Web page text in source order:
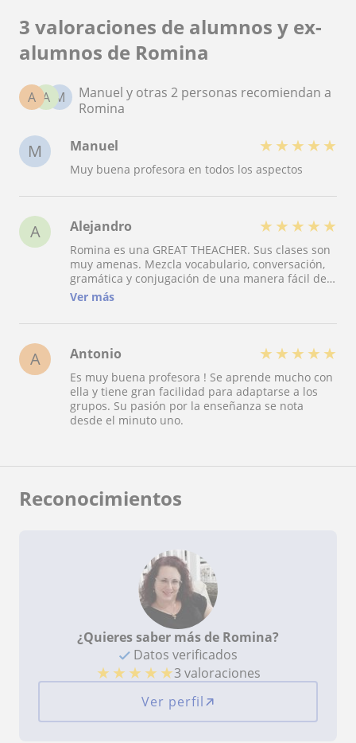
3 valoraciones de alumnos y ex-
alumnos de Romina
M
A
A
Manuel y otras 2 personas recomiendan a
Romina
M Manuel ★ ★ ★ ★ ★
Muy buena profesora en todos los aspectos
A Alejandro ★ ★ ★ ★ ★
Romina es una GREAT THEACHER. Sus clases son
muy amenas. Mezcla vocabulario, conversación,
gramática y conjugación de una manera fácil de
seguir y que ayuda mucho a mejorar el nivel de
Ver más
A Antonio ★ ★ ★ ★ ★
Es muy buena profesora ! Se aprende mucho con
ella y tiene gran facilidad para adaptarse a los
grupos. Su pasión por la enseñanza se nota
desde el minuto uno.
Reconocimientos
¿Quieres saber más de Romina?
Datos verificados
★ ★ ★ ★ ★3 valoraciones
Ver perfil